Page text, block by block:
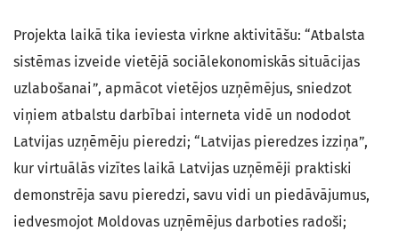
Projekta laikā tika ieviesta virkne aktivitāšu: “Atbalsta
sistēmas izveide vietējā sociālekonomiskās situācijas
uzlabošanai”, apmācot vietējos uzņēmējus, sniedzot
viņiem atbalstu darbībai interneta vidē un nododot
Latvijas uzņēmēju pieredzi; “Latvijas pieredzes izziņa”,
kur virtuālās vizītes laikā Latvijas uzņēmēji praktiski
demonstrēja savu pieredzi, savu vidi un piedāvājumus,
iedvesmojot Moldovas uzņēmējus darboties radoši;